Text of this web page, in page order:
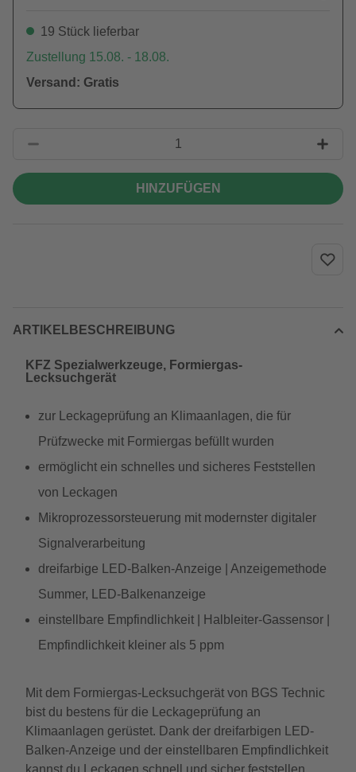
19 Stück lieferbar
Zustellung 15.08. - 18.08.
Versand: Gratis
HINZUFÜGEN
ARTIKELBESCHREIBUNG
KFZ Spezialwerkzeuge, Formiergas-
Lecksuchgerät
zur Leckageprüfung an Klimaanlagen, die für
Prüfzwecke mit Formiergas befüllt wurden
ermöglicht ein schnelles und sicheres Feststellen
von Leckagen
Mikroprozessorsteuerung mit modernster digitaler
Signalverarbeitung
dreifarbige LED-Balken-Anzeige | Anzeigemethode
Summer, LED-Balkenanzeige
einstellbare Empfindlichkeit | Halbleiter-Gassensor |
Empfindlichkeit kleiner als 5 ppm
Mit dem Formiergas-Lecksuchgerät von BGS Technic
bist du bestens für die Leckageprüfung an
Klimaanlagen gerüstet. Dank der dreifarbigen LED-
Balken-Anzeige und der einstellbaren Empfindlichkeit
kannst du Leckagen schnell und sicher feststellen.